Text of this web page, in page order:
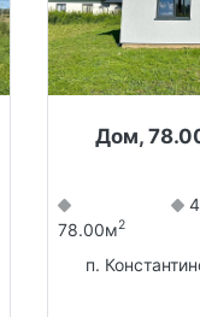
Дом,
78.00м2
п.